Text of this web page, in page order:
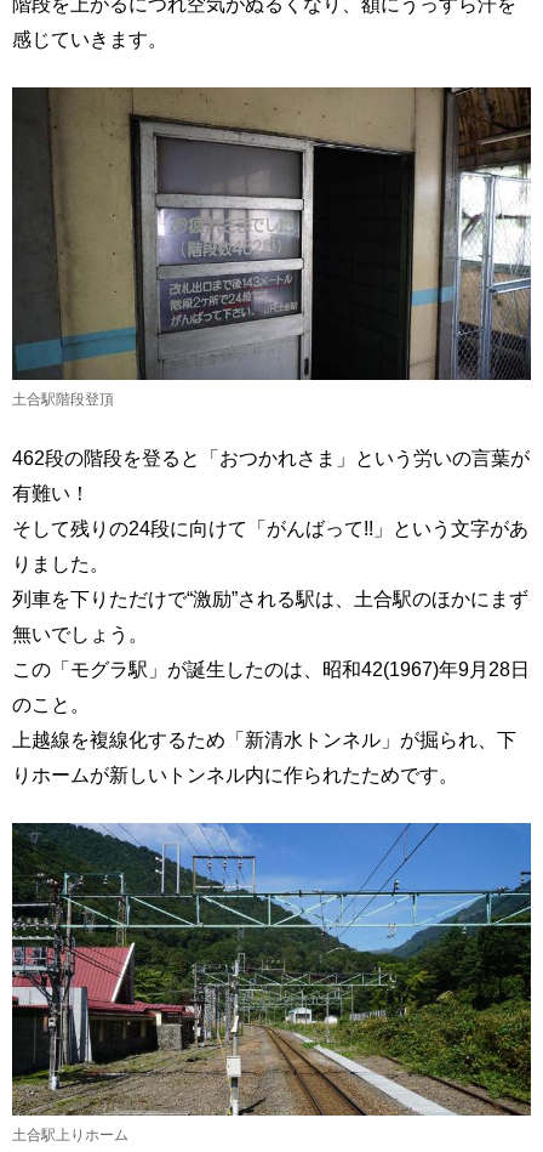
感じていきます。
土合駅階段登頂
462段の階段を登ると「おつかれさま」という労いの言葉が
有難い！
そして残りの24段に向けて「がんばって!!」という文字があ
りました。
列車を下りただけで“激励”される駅は、土合駅のほかにまず
無いでしょう。
この「モグラ駅」が誕生したのは、昭和42(1967)年9月28日
のこと。
上越線を複線化するため「新清水トンネル」が掘られ、下
りホームが新しいトンネル内に作られたためです。
土合駅上りホーム